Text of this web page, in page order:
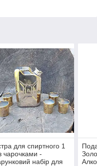
для спиртного 1
чарочками -
набір для